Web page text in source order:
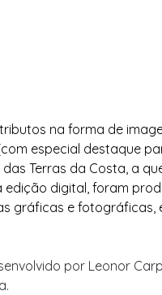
na forma de
especial destaque
Terras da Costa, a
edição digital, foram
gráficas e
por Leonor